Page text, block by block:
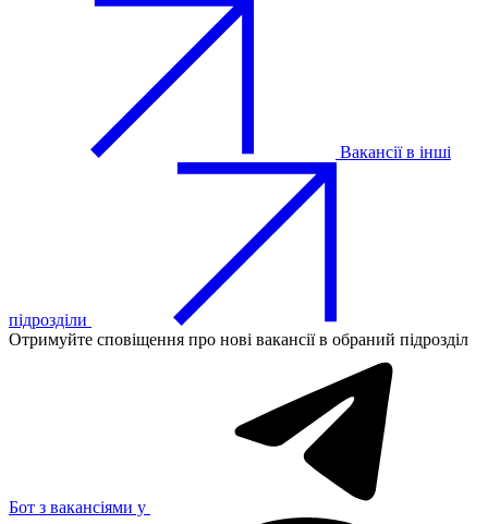
Вакансії в інші
підрозділи
Отримуйте сповіщення про нові вакансії в обраний підрозділ
Бот з вакансіями у